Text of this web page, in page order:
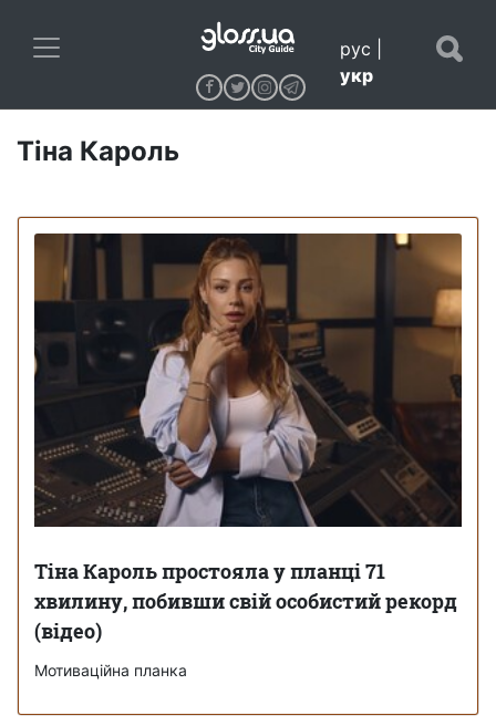
рус
укр
Тіна Кароль
Тіна Кароль простояла у планці 71
хвилину, побивши свій особистий рекорд
(відео)
Мотиваційна планка